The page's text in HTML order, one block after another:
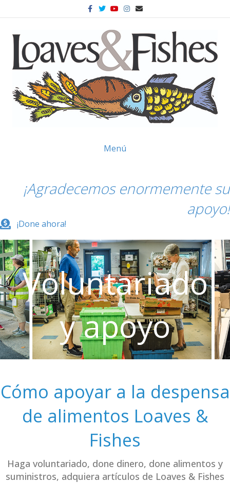
Facebook
TwitterYoutubeInstagramCorreo electrónico
Menú
¡Agradecemos enormemente su
apoyo!
¡Done ahora!
Voluntariado
y apoyo
Cómo apoyar a la despensa
de alimentos Loaves &
Fishes
Haga voluntariado, done dinero, done alimentos y
suministros, adquiera artículos de Loaves & Fishes